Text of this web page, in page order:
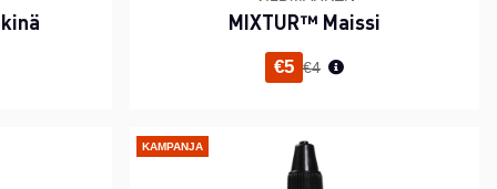
hinta
MIXTUR™ Maissi
€5 Normaali hinta
€4
KAMPANJA